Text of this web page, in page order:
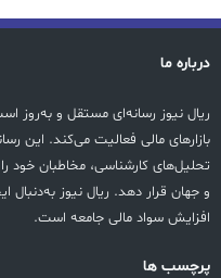
درباره ما
ریال نیوز رسانه‌ای مستقل و به‌روز
بازارهای مالی فعالیت می‌کند. این
تحلیل‌های کارشناسی، مخاطبان خود
و جهان قرار دهد. ریال نیوز
افزایش سواد مالی جامعه است.
پرچسب ها